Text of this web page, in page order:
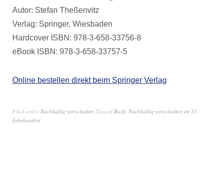
Autor: Stefan Theßenvitz
Verlag: Springer, Wiesbaden
Hardcover ISBN: 978-3-658-33756-8
eBook ISBN: 978-3-658-33757-5
Online bestellen direkt beim Springer Verlag
Filed underNachhaltig wirtschaften Tagged Buch, Nachhaltig wirtschaften im 21.
Jahrhundert